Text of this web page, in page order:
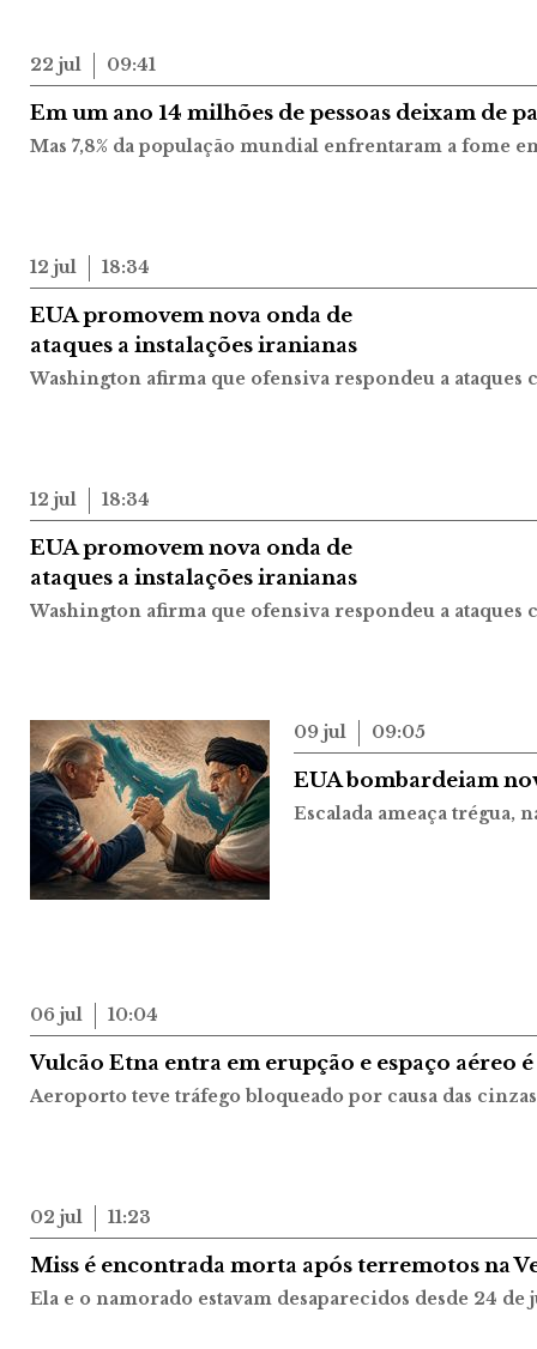
22 jul 09:41
Em um ano 14 milhões de pessoas deixam de
Mas 7,8% da população mundial enfrentaram a fome
12 jul 18:34
EUA promovem nova onda de
ataques a instalações iranianas
Washington afirma que ofensiva respondeu a ataques
12 jul 18:34
EUA promovem nova onda de
ataques a instalações iranianas
Washington afirma que ofensiva respondeu a ataques
09 jul 09:05
EUA bombardeiam
Escalada ameaça trégua,
06 jul 10:04
Vulcão Etna entra em erupção e espaço aéreo
Aeroporto teve tráfego bloqueado por causa das
02 jul 11:23
Miss é encontrada morta após terremotos na
Ela e o namorado estavam desaparecidos desde 24 de